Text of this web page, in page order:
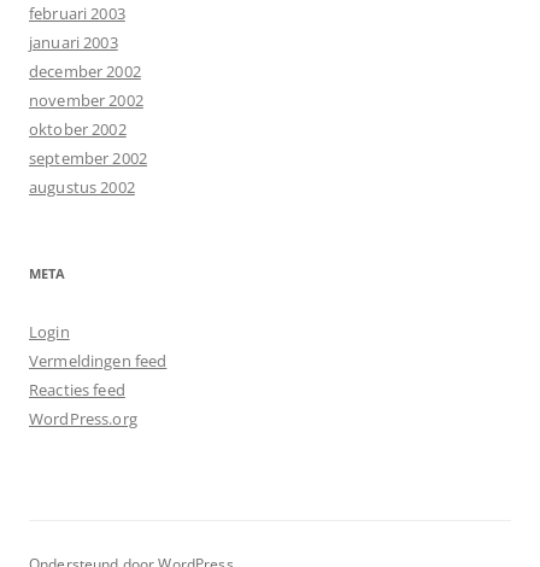
februari 2003
januari 2003
december 2002
november 2002
oktober 2002
september 2002
augustus 2002
META
Login
Vermeldingen feed
Reacties feed
WordPress.org